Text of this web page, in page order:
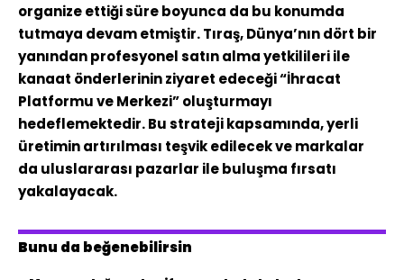
organize ettiği süre boyunca da bu konumda
tutmaya devam etmiştir. Tıraş, Dünya’nın dört bir
yanından profesyonel satın alma yetkilileri ile
kanaat önderlerinin ziyaret edeceği “İhracat
Platformu ve Merkezi” oluşturmayı
hedeflemektedir. Bu strateji kapsamında, yerli
üretimin artırılması teşvik edilecek ve markalar
da uluslararası pazarlar ile buluşma fırsatı
yakalayacak.
Bunu da beğenebilirsin